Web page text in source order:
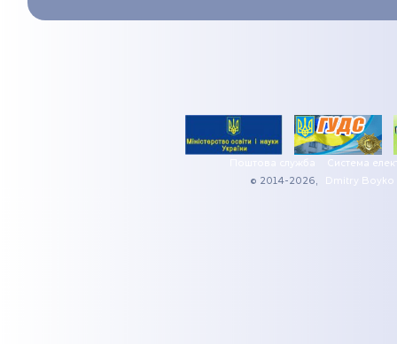
Поштова служба
Система
© 2014-2026,
Dmitry Boyko